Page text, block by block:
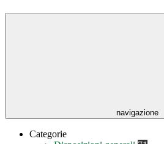
navigazione
Categorie